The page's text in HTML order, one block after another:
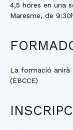
4,5 hores en una
Maresme, de
La formació anirà
(EBCCE)